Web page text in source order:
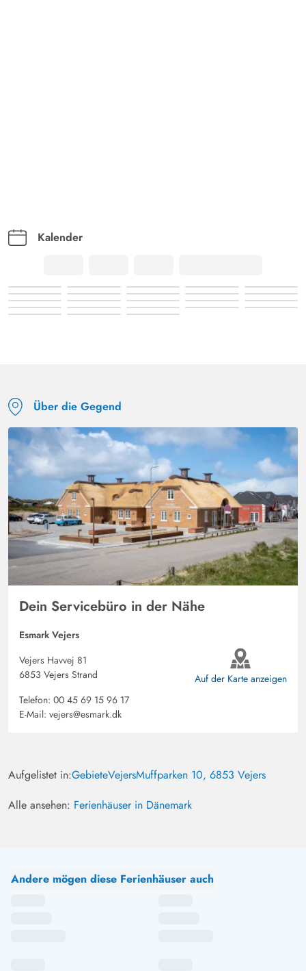
Kalender
Über die Gegend
Dein Servicebüro in der Nähe
Esmark Vejers
Vejers Havvej 81
6853 Vejers Strand
Telefon: 00 45 69 15 96 17
E-Mail: vejers@esmark.dk
Auf der Karte anzeigen
Aufgelistet in:GebieteVejersMuffparken 10, 6853 Vejers
Alle ansehen: Ferienhäuser in Dänemark
Andere mögen diese Ferienhäuser auch